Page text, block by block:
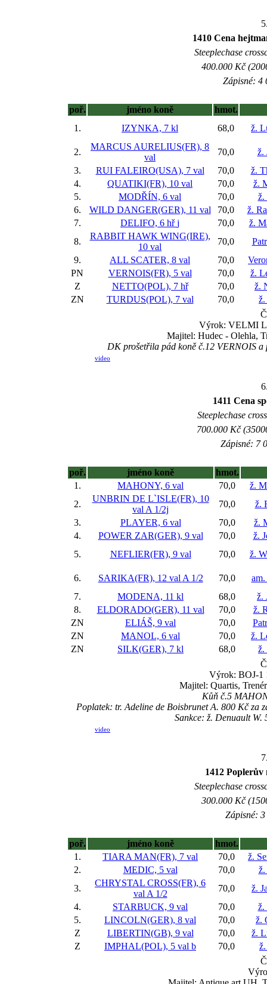
1410 Cena
Steeplechase
400.000 Kč
Zápisné: 4
poř. jméno koně
hmot.
1.
IZYNKA, 7 kl 68,0 ž.
2.
MARCUS AURELIUS(FR), 8
val
70,0
ž.
3.
RUI FALEIRO(USA), 7 val 70,0
ž.
4.
QUATIKI(FR), 10 val 70,0
ž.
5.
MODŘÍN, 6 val 70,0
ž.
6.
WILD DANGER(GER), 11 val 70,0
ž.
7.
DELIFO, 6 hřj 70,0
ž.
8.
RABBIT HAWK WING(IRE),
10 val
70,0
9.
ALL SCATER, 8 val 70,0
PN
VERNOIS(FR), 5 val 70,0
ž.
Z
NETTO(POL), 7 hř 70,0
ž.
ZN
TURDUS(POL), 7 val 70,0
Výrok: VELMI
Majitel: Hudec - Olehla,
DK prošetřila pád koně č.12 VERNOIS
video
1411 Cena
Steeplechase
700.000 Kč
Zápisné: 7
poř. jméno koně
hmot.
1.
MAHONY, 6 val 70,0
ž.
2.
UNBRIN DE L`ISLE(FR), 10
val A 1/2j
70,0
ž.
3.
PLAYER, 6 val 70,0
ž.
4.
POWER ZAR(GER), 9 val 70,0
ž.
5.
NEFLIER(FR), 9 val 70,0 ž.
6. SARIKA(FR), 12 val A 1/2 70,0
7.
MODENA, 11 kl 68,0
ž.
8.
ELDORADO(GER), 11 val 70,0
ž.
ZN
ELIÁŠ, 9 val 70,0
ZN
MANOL, 6 val 70,0
ž.
ZN
SILK(GER), 7 kl 68,0
ž.
Výrok: BOJ-1
Majitel: Quartis,
Kůň č.5
Poplatek: tr. Adeline de Boisbrunet A. 800 Kč za
Sankce: ž. Denuault
video
1412
Steeplechase
300.000 Kč
Zápisné:
poř. jméno koně
hmot.
1.
TIARA MAN(FR), 7 val 70,0
ž.
2.
MEDIC, 5 val 70,0
ž.
3.
CHRYSTAL CROSS(FR), 6
val A 1/2
70,0
ž.
4.
STARBUCK, 9 val 70,0
ž.
5.
LINCOLN(GER), 8 val 70,0
ž.
Z
LIBERTIN(GB), 9 val 70,0
ž.
Z
IMPHAL(POL), 5 val b 70,0